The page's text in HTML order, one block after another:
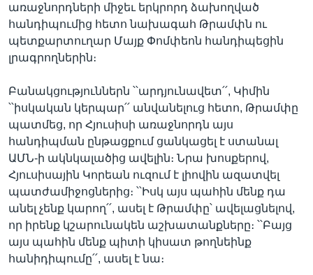
առաջնորդների միջեւ երկրորդ ձախողված
հանդիպումից հետո նախագահ Թրամփն ու
պետքարտուղար Մայք Փոմփեոն հանդիպեցին
լրագրողներին։
Բանակցություններն ՝՝արդյունավետ՛՛, Կիմին
՝՝իսկական կերպար՛՛ անվանելուց հետո, Թրամփը
պատմեց, որ Հյուսիսի առաջնորդն այս
հանդիպման ընթացքում ցանկացել է ստանալ
ԱՄՆ-ի ակնկալածից ավելին։ Նրա խոսքերով,
Հյուսիսային Կորեան ուզում է լիովին ազատվել
պատժամիջոցներից։ ՝՝Իսկ այս պահին մենք դա
անել չենք կարող՛՛, ասել է Թրամփը՝ ավելացնելով,
որ իրենք կշարունակեն աշխատանքները։ ՝՝Բայց
այս պահին մենք պիտի կիսատ թողնեինք
հանիդիպումը՛՛, ասել է նա։